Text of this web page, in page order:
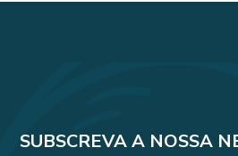
SUBSCREVA A NOSSA